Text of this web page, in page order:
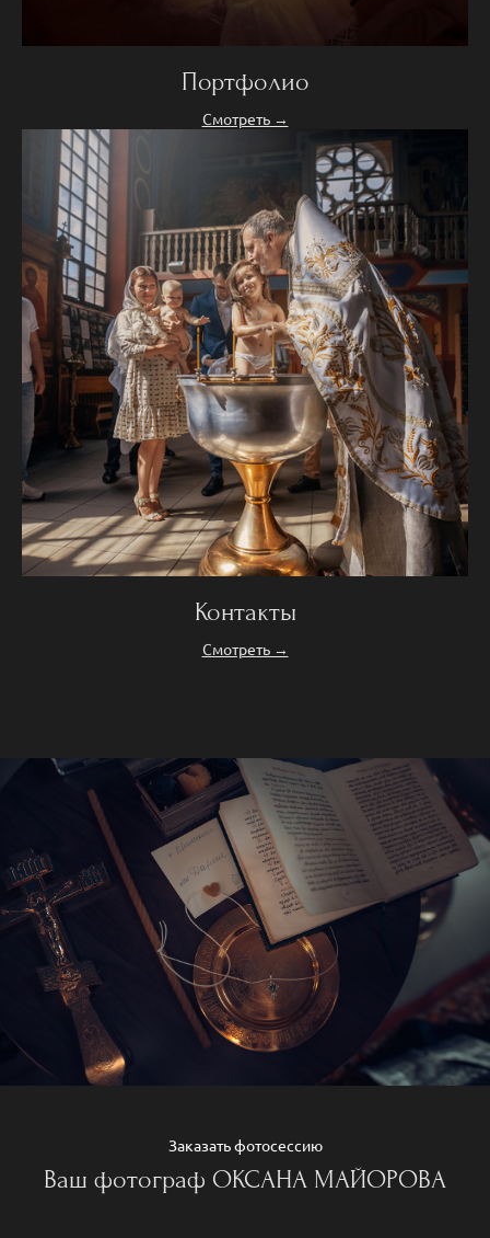
Портфолио
Смотреть →
Контакты
Смотреть →
Заказать фотосессию
Ваш фотограф ОКСАНА МАЙОРОВА